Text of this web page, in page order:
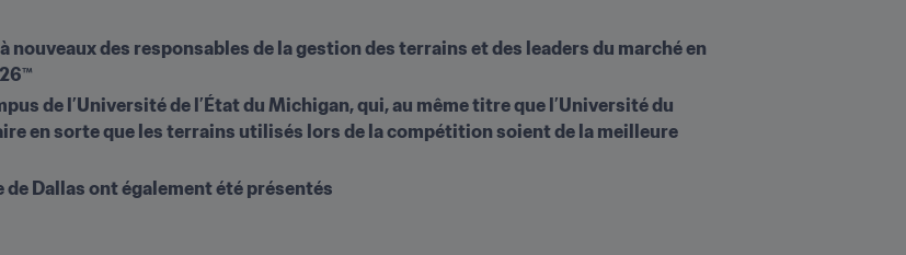
nouveaux des responsables de la gestion des terrains et des leaders du marché en
de l’Université de l’État du Michigan, qui, au même titre que l’Université du
en sorte que les terrains utilisés lors de la compétition soient de la meilleure
Dallas ont également été présentés